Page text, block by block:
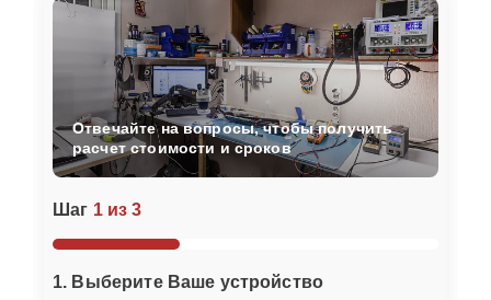
Шаг 1 из 3
1. Выберите Ваше устройство
Отвечайте на вопросы, чтобы получить
расчет стоимости и сроков